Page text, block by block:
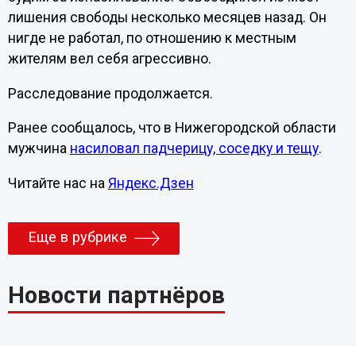
лишения свободы несколько месяцев назад. Он
нигде не работал, по отношению к местным
жителям вел себя агрессивно.
Расследование продолжается.
Ранее сообщалось, что в Нижегородской области
мужчина насиловал падчерицу, соседку и тещу.
Читайте нас на Яндекс.Дзен
Еще в рубрике
Новости партнёров